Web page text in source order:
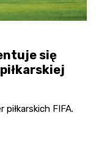
się
FIFA.